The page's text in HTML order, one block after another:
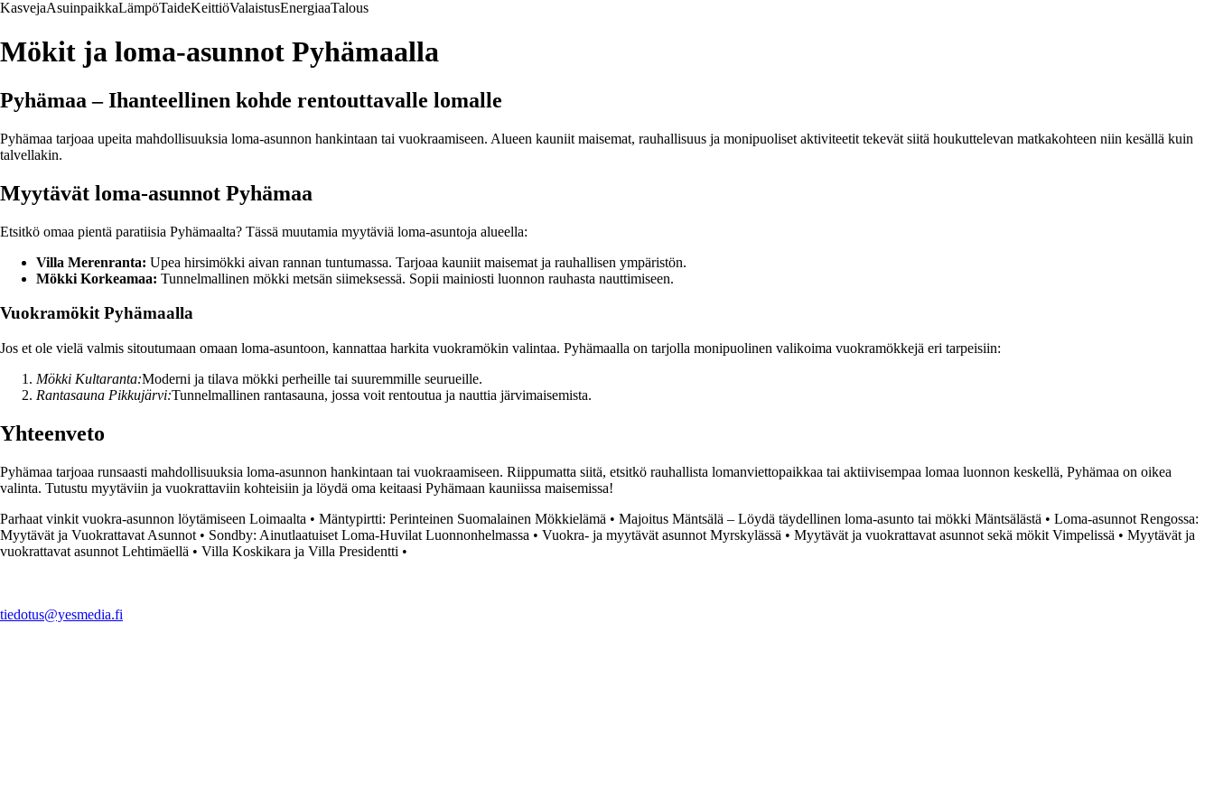
KasvejaAsuinpaikkaLämpöTaideKeittiöValaistusEnergiaaTalous
Mökit ja loma-asunnot Pyhämaalla
Pyhämaa – Ihanteellinen kohde rentouttavalle lomalle
Pyhämaa tarjoaa upeita mahdollisuuksia loma-asunnon hankintaan tai vuokraamiseen. Alueen kauniit maisemat, rauhallisuus ja monipuoliset aktiviteetit tekevät siitä houkuttelevan matkakohteen niin kesällä kuin
talvellakin.
Myytävät loma-asunnot Pyhämaa
Etsitkö omaa pientä paratiisia Pyhämaalta? Tässä muutamia myytäviä loma-asuntoja alueella:
Villa Merenranta: Upea hirsimökki aivan rannan tuntumassa. Tarjoaa kauniit maisemat ja rauhallisen ympäristön.
Mökki Korkeamaa: Tunnelmallinen mökki metsän siimeksessä. Sopii mainiosti luonnon rauhasta nauttimiseen.
Vuokramökit Pyhämaalla
Jos et ole vielä valmis sitoutumaan omaan loma-asuntoon, kannattaa harkita vuokramökin valintaa. Pyhämaalla on tarjolla monipuolinen valikoima vuokramökkejä eri tarpeisiin:
Mökki Kultaranta:Moderni ja tilava mökki perheille tai suuremmille seurueille.
Rantasauna Pikkujärvi:Tunnelmallinen rantasauna, jossa voit rentoutua ja nauttia järvimaisemista.
Yhteenveto
Pyhämaa tarjoaa runsaasti mahdollisuuksia loma-asunnon hankintaan tai vuokraamiseen. Riippumatta siitä, etsitkö rauhallista lomanviettopaikkaa tai aktiivisempaa lomaa luonnon keskellä, Pyhämaa on oikea
valinta. Tutustu myytäviin ja vuokrattaviin kohteisiin ja löydä oma keitaasi Pyhämaan kauniissa maisemissa!
Parhaat vinkit vuokra-asunnon löytämiseen Loimaalta • Mäntypirtti: Perinteinen Suomalainen Mökkielämä • Majoitus Mäntsälä – Löydä täydellinen loma-asunto tai mökki Mäntsälästä • Loma-asunnot Rengossa:
Myytävät ja Vuokrattavat Asunnot • Sondby: Ainutlaatuiset Loma-Huvilat Luonnonhelmassa • Vuokra- ja myytävät asunnot Myrskylässä • Myytävät ja vuokrattavat asunnot sekä mökit Vimpelissä • Myytävät ja
vuokrattavat asunnot Lehtimäellä • Villa Koskikara ja Villa Presidentti •
tiedotus@yesmedia.fi